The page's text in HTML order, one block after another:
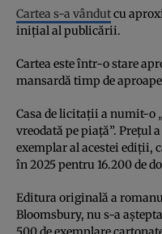
Cartea s-a vândutcu
inițial al publicării.
Cartea este într-o stare
mansardă timp de
Casa de licitații a numit-o
vreodată pe piață”. Prețul
exemplar al acestei ediții,
în 2025 pentru 16.200 de
Editura originală a
Bloomsbury, nu s-a